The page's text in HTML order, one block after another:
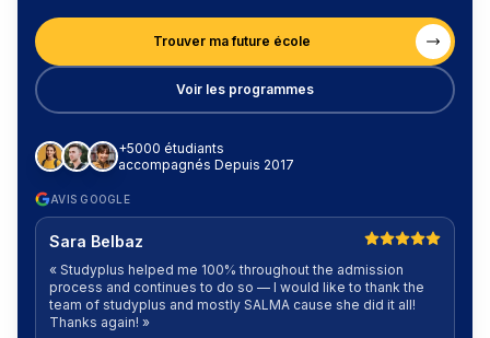
Trouver ma future école
Voir les programmes
+5000 étudiants
accompagnés Depuis 2017
AVIS GOOGLE
Sara Belbaz
« Studyplus helped me 100% throughout the admission
process and continues to do so — I would like to thank the
team of studyplus and mostly SALMA cause she did it all!
Thanks again! »